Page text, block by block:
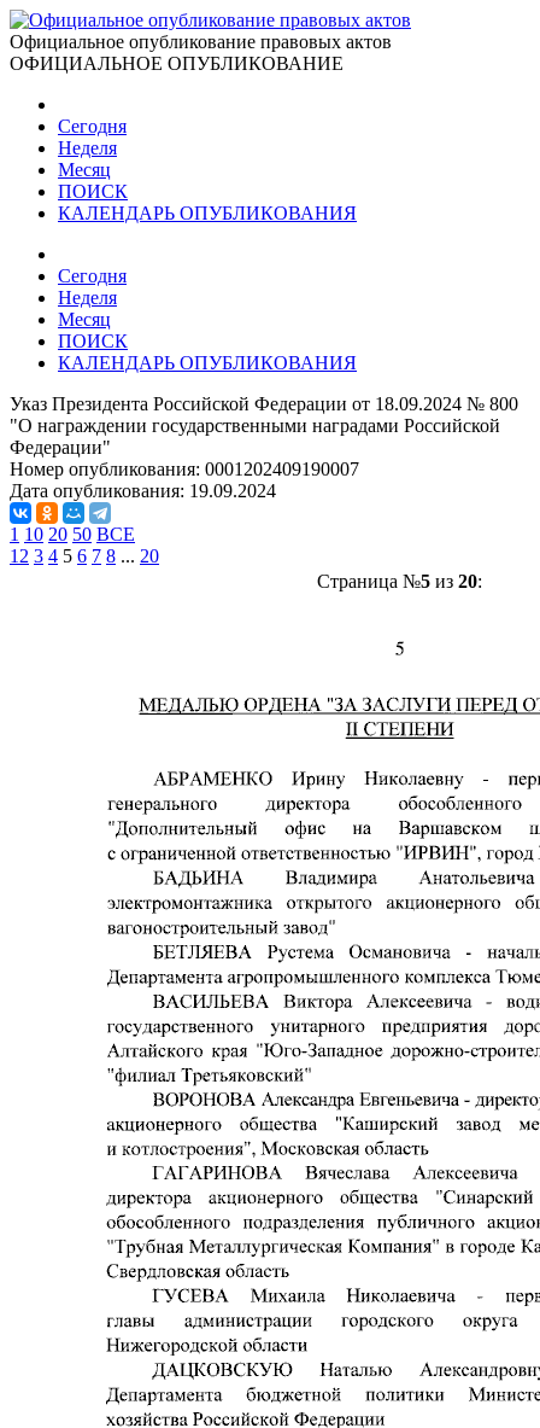
Официальное опубликование правовых актов
ОФИЦИАЛЬНОЕ ОПУБЛИКОВАНИЕ
Сегодня
Неделя
Месяц
ПОИСК
КАЛЕНДАРЬ ОПУБЛИКОВАНИЯ
Сегодня
Неделя
Месяц
ПОИСК
КАЛЕНДАРЬ ОПУБЛИКОВАНИЯ
Указ Президента Российской Федерации от 18.09.2024 № 800
"О награждении государственными наградами Российской
Федерации"
Номер опубликования: 0001202409190007
Дата опубликования: 19.09.2024
1 10 20 50 ВСЕ
1 2 3 4 5 6 7 8 ... 20
Страница №5из 20: